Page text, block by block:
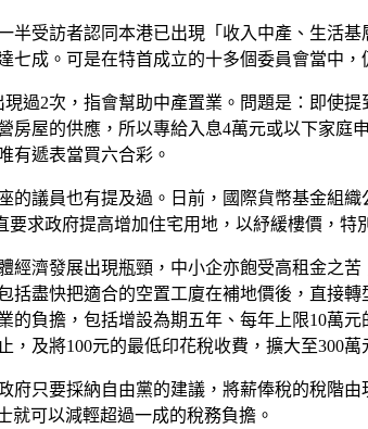
半受訪者認同本港已出現「收入中產、生活
七成。可是在特首成立的十多個委員會當中
過2次，指會幫助中產置業。問題是：即使
房屋的供應，所以專給入息4萬元或以下家
有遞表當買六合彩。
的議員也有提及過。日前，國際貨幣基金組
求政府提高增加住宅用地，以紓緩樓價，特
經濟發展出現瓶頸，中小企亦飽受高租金之
括盡快把適合的空置工廈在補地價後，直接
的負擔，包括增設為期五年、每年上限10萬
及將100元的最低印花稅收費，擴大至300萬
府只要採納自由黨的建議，將薪俸稅的稅階
就可以減輕超過一成的稅務負擔。